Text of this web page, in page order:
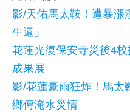
影/天佑馬太鞍！遭暴漲
生還」
花蓮光復保安寺災後4
成果展
影/花蓮豪雨狂炸！馬
鄉傳淹水災情